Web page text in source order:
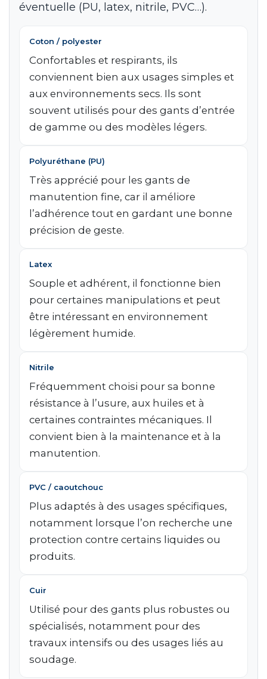
éventuelle (PU, latex, nitrile, PVC…).
Coton / polyester
Confortables et respirants, ils
conviennent bien aux usages simples et
aux environnements secs. Ils sont
souvent utilisés pour des gants d’entrée
de gamme ou des modèles légers.
Polyuréthane (PU)
Très apprécié pour les gants de
manutention fine, car il améliore
l’adhérence tout en gardant une bonne
précision de geste.
Latex
Souple et adhérent, il fonctionne bien
pour certaines manipulations et peut
être intéressant en environnement
légèrement humide.
Nitrile
Fréquemment choisi pour sa bonne
résistance à l’usure, aux huiles et à
certaines contraintes mécaniques. Il
convient bien à la maintenance et à la
manutention.
PVC / caoutchouc
Plus adaptés à des usages spécifiques,
notamment lorsque l’on recherche une
protection contre certains liquides ou
produits.
Cuir
Utilisé pour des gants plus robustes ou
spécialisés, notamment pour des
travaux intensifs ou des usages liés au
soudage.